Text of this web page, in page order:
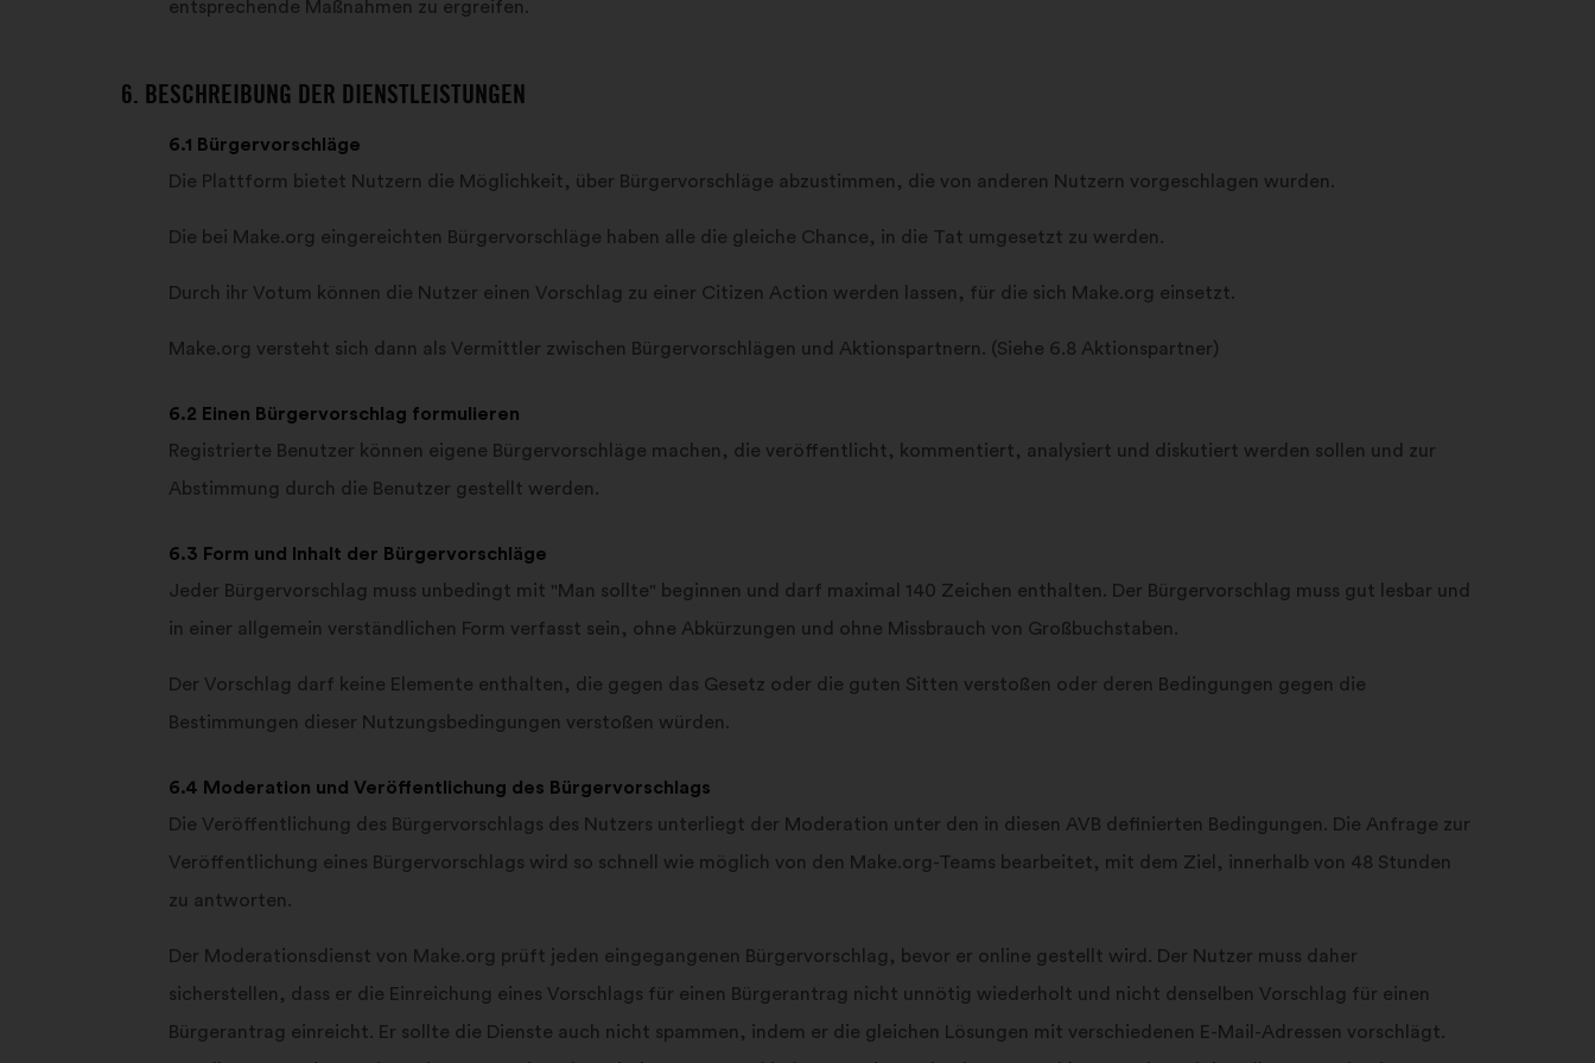
entsprechende Maßnahmen zu ergreifen.
6. BESCHREIBUNG DER DIENSTLEISTUNGEN
6.1 Bürgervorschläge
Die Plattform bietet Nutzern die Möglichkeit, über Bürgervorschläge abzustimmen, die von anderen Nutzern vorgeschlagen wurden.
Die bei Make.org eingereichten Bürgervorschläge haben alle die gleiche Chance, in die Tat umgesetzt zu werden.
Durch ihr Votum können die Nutzer einen Vorschlag zu einer Citizen Action werden lassen, für die sich Make.org einsetzt.
Make.org versteht sich dann als Vermittler zwischen Bürgervorschlägen und Aktionspartnern. (Siehe 6.8 Aktionspartner)
6.2 Einen Bürgervorschlag formulieren
Registrierte Benutzer können eigene Bürgervorschläge machen, die veröffentlicht, kommentiert, analysiert und diskutiert werden sollen und zur
Abstimmung durch die Benutzer gestellt werden.
6.3 Form und Inhalt der Bürgervorschläge
Jeder Bürgervorschlag muss unbedingt mit "Man sollte" beginnen und darf maximal 140 Zeichen enthalten. Der Bürgervorschlag muss gut lesbar und
in einer allgemein verständlichen Form verfasst sein, ohne Abkürzungen und ohne Missbrauch von Großbuchstaben.
Der Vorschlag darf keine Elemente enthalten, die gegen das Gesetz oder die guten Sitten verstoßen oder deren Bedingungen gegen die
Bestimmungen dieser Nutzungsbedingungen verstoßen würden.
6.4 Moderation und Veröffentlichung des Bürgervorschlags
Die Veröffentlichung des Bürgervorschlags des Nutzers unterliegt der Moderation unter den in diesen AVB definierten Bedingungen. Die Anfrage zur
Veröffentlichung eines Bürgervorschlags wird so schnell wie möglich von den Make.org-Teams bearbeitet, mit dem Ziel, innerhalb von 48 Stunden
zu antworten.
Der Moderationsdienst von Make.org prüft jeden eingegangenen Bürgervorschlag, bevor er online gestellt wird. Der Nutzer muss daher
sicherstellen, dass er die Einreichung eines Vorschlags für einen Bürgerantrag nicht unnötig wiederholt und nicht denselben Vorschlag für einen
Bürgerantrag einreicht. Er sollte die Dienste auch nicht spammen, indem er die gleichen Lösungen mit verschiedenen E-Mail-Adressen vorschlägt.